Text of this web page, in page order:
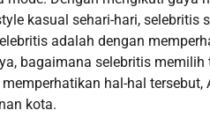
kasual sehari-hari, selebritis
adalah dengan
bagaimana selebritis
hal-hal
kota.